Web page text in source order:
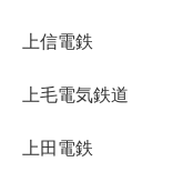
上信電鉄
上毛電気鉄道
上田電鉄